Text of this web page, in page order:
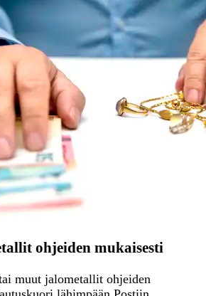
ohjeiden mukaisesti
muut jalometallit ohjeiden